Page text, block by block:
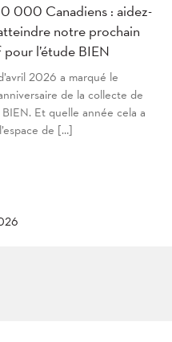
000 Canadiens : aidez-
notre prochain
l’étude BIEN
2026 a marqué le
de la collecte de
Et quelle année cela a
de […]